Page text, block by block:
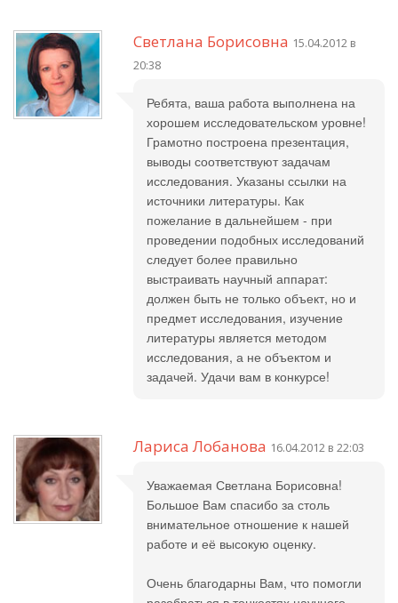
Светлана Борисовна 15.04.2012 в
20:38
Ребята, ваша работа выполнена на
хорошем исследовательском уровне!
Грамотно построена презентация,
выводы соответствуют задачам
исследования. Указаны ссылки на
источники литературы. Как
пожелание в дальнейшем - при
проведении подобных исследований
следует более правильно
выстраивать научный аппарат:
должен быть не только объект, но и
предмет исследования, изучение
литературы является методом
исследования, а не объектом и
задачей. Удачи вам в конкурсе!
Лариса Лобанова 16.04.2012 в 22:03
Уважаемая Светлана Борисовна!
Большое Вам спасибо за столь
внимательное отношение к нашей
работе и её высокую оценку.
Очень благодарны Вам, что помогли